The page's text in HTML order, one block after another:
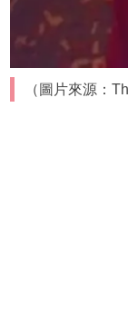
（圖片來源：